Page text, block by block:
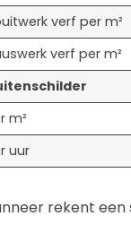
verf per m²
verf per m²
m²
uur
rekent een